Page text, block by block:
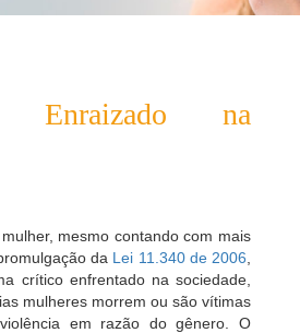
Enraizado na
mesmo contando com mais
da Lei 11.340 de 2006
crítico enfrentado na sociedade,
mulheres morrem ou são vítimas
em razão do gênero. O